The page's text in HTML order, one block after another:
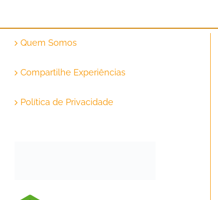
Quem Somos
Compartilhe Experiências
Política de Privacidade